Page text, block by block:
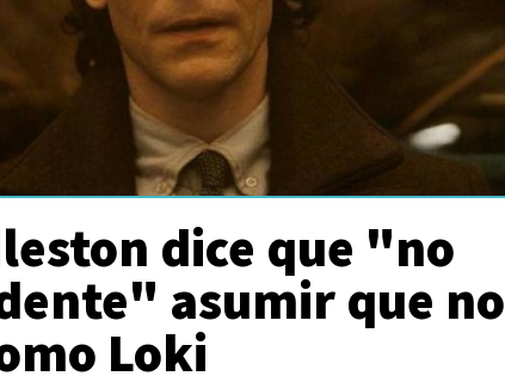
dice que "no
asumir que no
Loki